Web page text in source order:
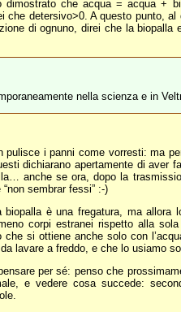
dimostrato che acqua = acqua +
che detersivo>0. A questo punto,
di ognuno, direi che la
nella scienza e in
pulisce i panni come vorresti: ma
dichiarano apertamente di aver
anche se ora, dopo la
sembrar fessi” :-)
biopalla è una fregatura, ma
corpi estranei rispetto alla
che si ottiene anche solo con
lavare a freddo, e che lo usiamo
per sé: penso che
e vedere cosa succede: